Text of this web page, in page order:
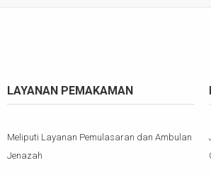
LAYANAN PEMAKAMAN
Meliputi Layanan Pemulasaran dan Ambulan
Jenazah